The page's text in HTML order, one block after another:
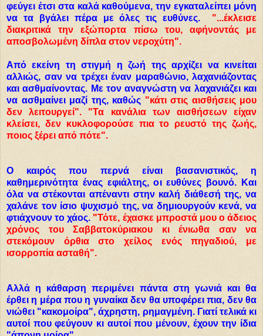
φεύγει έτσι στα καλά καθούμενα, την εγκαταλείπει μόνη
να τα βγάλει πέρα με όλες τις ευθύνες. "...έκλεισε
διακριτικά την εξώπορτα πίσω του, αφήνοντάς με
αποσβολωμένη δίπλα στον νεροχύτη".
Από εκείνη τη στιγμή η ζωή της αρχίζει να κινείται
αλλιώς, σαν να τρέχει έναν μαραθώνιο, λαχανιάζοντας
και ασθμαίνοντας. Με τον αναγνώστη να λαχανιάζει και
να ασθμαίνει μαζί της, καθώς "κάτι στις αισθήσεις μου
δεν λειτουργεί". "Τα κανάλια των αισθήσεων είχαν
κλείσει, δεν κυκλοφορούσε πια το ρευστό της ζωής,
ποιος ξέρει από πότε".
Ο καιρός που περνά είναι βασανιστικός, η
καθημερινότητα ένας εφιάλτης, οι ευθύνες βουνό. Και
όλα να στέκονται απέναντι στην καλή διάθεσή της, να
χαλάνε τον ίσιο ψυχισμό της, να δημιουργούν κενά, να
φτιάχνουν το χάος. "Τότε, έχασκε μπροστά μου ο άδειος
χρόνος του Σαββατοκύριακου κι ένιωθα σαν να
στεκόμουν όρθια στο χείλος ενός πηγαδιού, με
ισορροπία ασταθή".
Αλλά η κάθαρση περιμένει πάντα στη γωνιά και θα
έρθει η μέρα που η γυναίκα δεν θα υποφέρει πια, δεν θα
νιώθει "κακομοίρα", άχρηστη, ρημαγμένη. Γιατί τελικά κι
αυτοί που φεύγουν κι αυτοί που μένουν, έχουν την ίδια